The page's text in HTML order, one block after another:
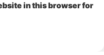
in this browser for